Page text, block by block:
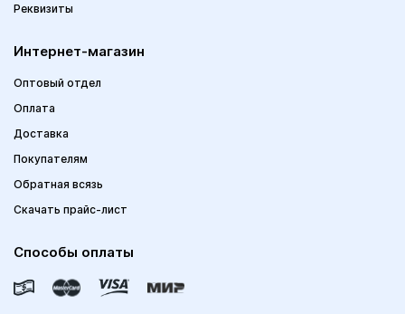
Реквизиты
Интернет-магазин
Оптовый отдел
Оплата
Доставка
Покупателям
Обратная всязь
Скачать прайс-лист
Способы оплаты